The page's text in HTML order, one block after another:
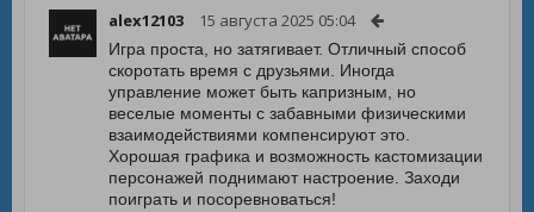
alex12103 15 августа 2025 05:04
Игра проста, но затягивает. Отличный способ
скоротать время с друзьями. Иногда
управление может быть капризным, но
веселые моменты с забавными физическими
взаимодействиями компенсируют это.
Хорошая графика и возможность кастомизации
персонажей поднимают настроение. Заходи
поиграть и посоревноваться!